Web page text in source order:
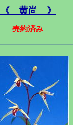
《 黄尚 》
売約済み